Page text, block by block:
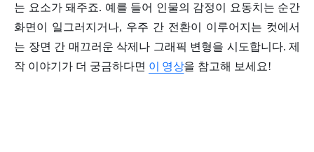
는 요소가 돼주죠. 예를 들어 인물의 감정이 요동치는 순간
화면이 일그러지거나, 우주 간 전환이 이루어지는 컷에서
는 장면 간 매끄러운 삭제나 그래픽 변형을 시도합니다. 제
작 이야기가 더 궁금하다면 이 영상을 참고해 보세요!